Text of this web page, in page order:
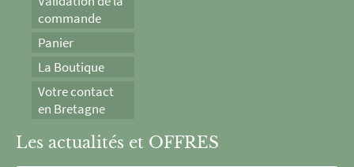
commande
Panier
La Boutique
Votre contact
en Bretagne
Les actualités et OFFRES